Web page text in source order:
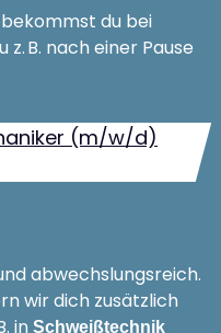
bekommst du bei
z. B. nach einer Pause
(m/w/d)
abwechslungsreich.
wir dich zusätzlich
in Schweißtechnik